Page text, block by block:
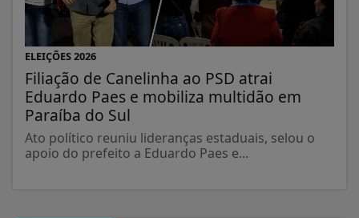
ELEIÇÕES 2026
Filiação de Canelinha ao PSD atrai
Eduardo Paes e mobiliza multidão em
Paraíba do Sul
Ato político reuniu lideranças estaduais, selou o
apoio do prefeito a Eduardo Paes e...